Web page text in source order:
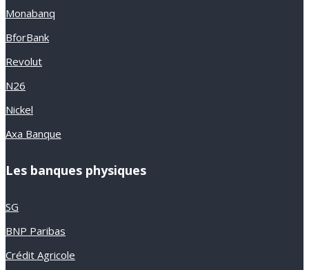
Monabanq
BforBank
Revolut
N26
Nickel
Axa Banque
Les banques physiques
SG
BNP Paribas
Crédit Agricole